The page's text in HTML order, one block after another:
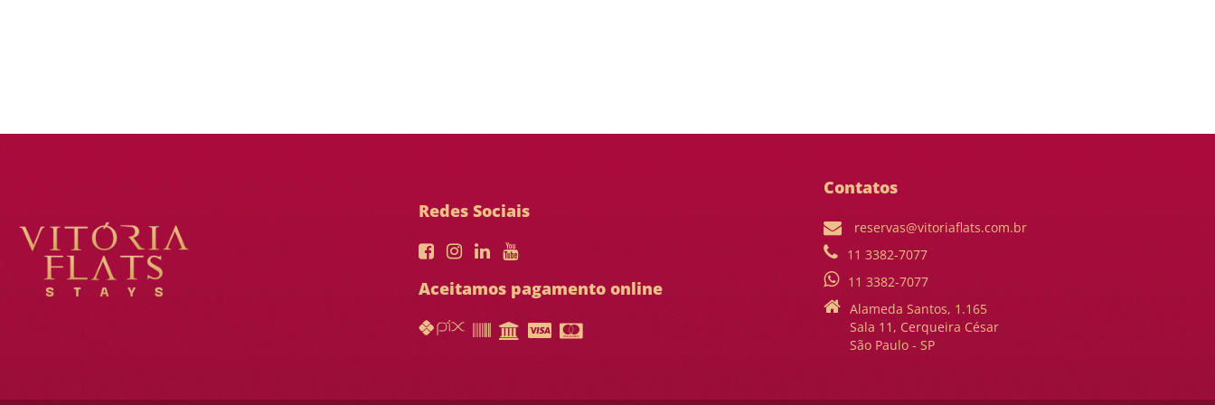
Redes Sociais
Aceitamos pagamento online
Contatos
reservas@vitoriaflats.com.br
11 3382-7077
11 3382-7077
Alameda Santos, 1.165
Sala 11, Cerqueira César
São Paulo - SP